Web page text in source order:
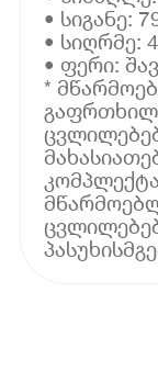
• სიგანე:
• სიღრმე:
• ფერი:
*